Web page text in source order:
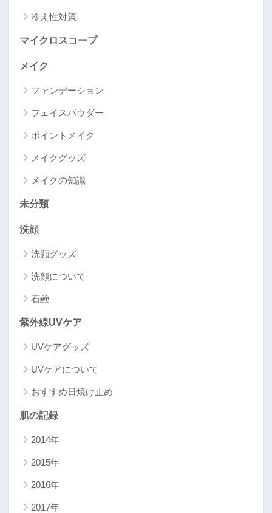
冷え性対策
マイクロスコープ
メイク
ファンデーション
フェイスパウダー
ポイントメイク
メイクグッズ
メイクの知識
未分類
洗顔
洗顔グッズ
洗顔について
石鹸
紫外線UVケア
UVケアグッズ
UVケアについて
おすすめ日焼け止め
肌の記録
2014年
2015年
2016年
2017年